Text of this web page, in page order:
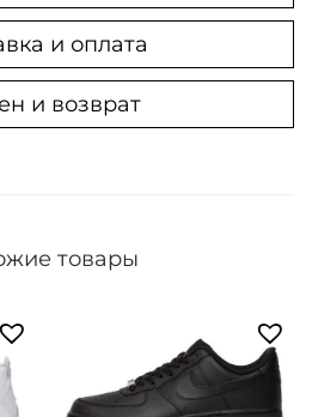
и оплата
и возврат
товары